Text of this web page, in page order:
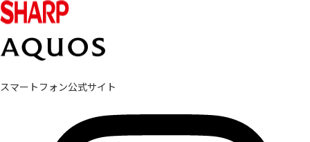
スマートフォン公式サイト